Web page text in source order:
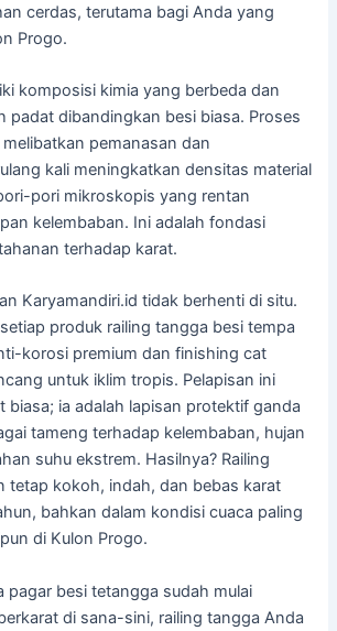
cerdas, terutama bagi Anda yang
Progo.
komposisi kimia yang berbeda dan
padat dibandingkan besi biasa. Proses
pemanasan dan
kali meningkatkan densitas material
pori mikroskopis yang rentan
kelembaban. Ini adalah fondasi
terhadap karat.
Karyamandiri.id tidak berhenti di situ.
produk railing tangga besi tempa
korosi premium dan finishing cat
untuk iklim tropis. Pelapisan ini
biasa; ia adalah lapisan protektif ganda
tameng terhadap kelembaban, hujan
suhu ekstrem. Hasilnya? Railing
tetap kokoh, indah, dan bebas karat
bahkan dalam kondisi cuaca paling
di Kulon Progo.
pagar besi tetangga sudah mulai
di sana-sini, railing tangga Anda